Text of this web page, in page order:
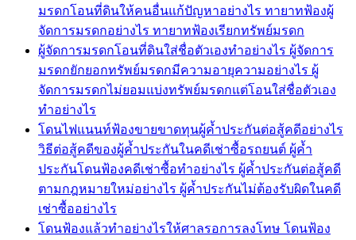
มรดกโอนที่ดินให้คนอื่นแก้ปัญหาอย่างไร ทายาทฟ้องผู้
จัดการมรดกอย่างไร ทายาทฟ้องเรียกทรัพย์มรดก
ผู้จัดการมรดกโอนที่ดินใส่ชื่อตัวเองทำอย่างไร ผู้จัดการ
มรดกยักยอกทรัพย์มรดกมีความอายุความอย่างไร ผู้
จัดการมรดกไม่ยอมแบ่งทรัพย์มรดกแต่โอนใส่ชื่อตัวเอง
ทำอย่างไร
โดนไฟแนนท์ฟ้องขายขาดทุนผู้ค้ำประกันต่อสู้คดีอย่างไร
วิธีต่อสู้คดีของผู้ค้ำประกันในคดีเช่าซื้อรถยนต์ ผู้ค้ำ
ประกันโดนฟ้องคดีเช่าซื้อทำอย่างไร ผู้ค้ำประกันต่อสู้คดี
ตามกฎหมายใหม่อย่างไร ผู้ค้ำประกันไม่ต้องรับผิดในคดี
เช่าซื้ออย่างไร
โดนฟ้องแล้วทำอย่างไรให้ศาลรอการลงโทษ โดนฟ้อง